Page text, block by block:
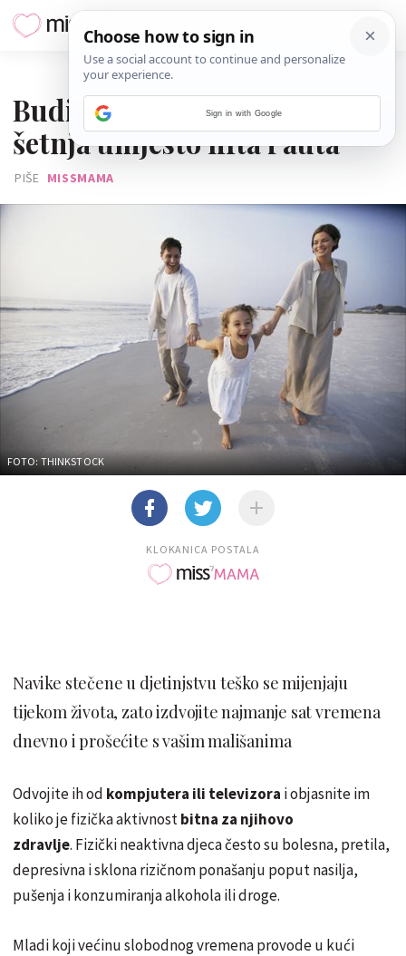
Budite uzor djeci: Stepenice i
šetnja umjesto lifta i auta
PIŠE MISSMAMA
FOTO: THINKSTOCK
KLOKANICA POSTALA
Navike stečene u djetinjstvu teško se mijenjaju
tijekom života, zato izdvojite najmanje sat vremena
dnevno i prošećite s vašim mališanima
Odvojite ih od kompjutera ili televizora i objasnite im
koliko je fizička aktivnostbitna za njihovo
zdravlje. Fizički neaktivna djeca često su bolesna, pretila,
depresivna i sklona rizičnom ponašanju poput nasilja,
pušenja i konzumiranja alkohola ili droge.
Mladi koji većinu slobodnog vremena provode u kući
Sign in with Google